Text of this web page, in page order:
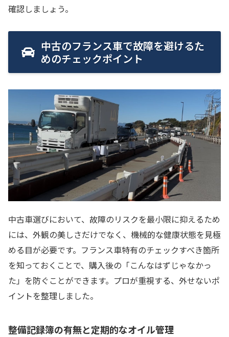
確認しましょう。
中古のフランス車で故障を避けるた
めのチェックポイント
中古車選びにおいて、故障のリスクを最小限に抑えるため
には、外観の美しさだけでなく、機械的な健康状態を見極
める目が必要です。フランス車特有のチェックすべき箇所
を知っておくことで、購入後の「こんなはずじゃなかっ
た」を防ぐことができます。プロが重視する、外せないポ
イントを整理しました。
整備記録簿の有無と定期的なオイル管理